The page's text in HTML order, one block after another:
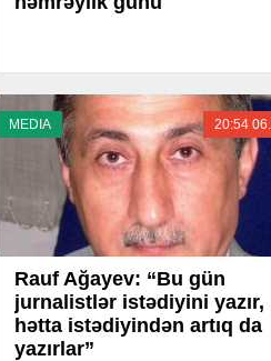
MEDIA 20:54
Rauf Ağayev: “Bu gün
jurnalistlər istədiyini yazır,
hətta istədiyindən artıq da
yazırlar”